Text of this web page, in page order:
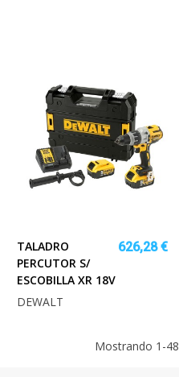
TALADRO
PERCUTOR S/
ESCOBILLA XR 18V
626,28 €
DEWALT
Mostrando 1 -